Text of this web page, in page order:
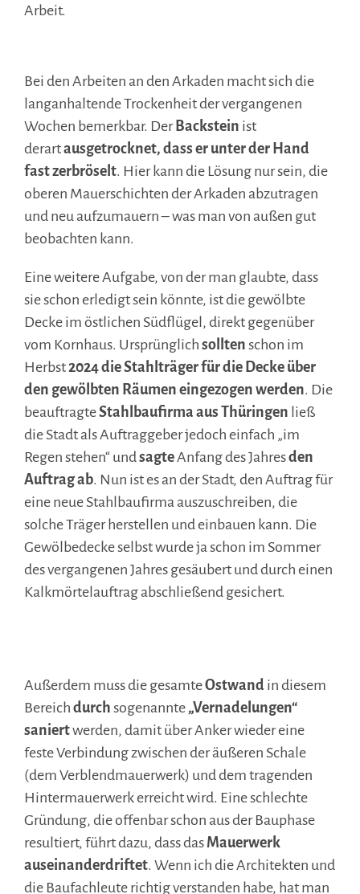
Arbeit.
Bei den Arbeiten an den Arkaden macht sich die
langanhaltende Trockenheit der vergangenen
Wochen bemerkbar. DerBackstein ist
derartausgetrocknet, dass er unter der Hand
fast zerbröselt. Hier kann die Lösung nur sein, die
oberen Mauerschichten der Arkaden abzutragen
und neu aufzumauern – was man von außen gut
beobachten kann.
Eine weitere Aufgabe, von der man glaubte, dass
sie schon erledigt sein könnte, ist die gewölbte
Decke im östlichen Südflügel, direkt gegenüber
vom Kornhaus. Ursprünglich sollten schon im
Herbst2024 die Stahlträger für die Decke über
den gewölbten Räumen eingezogen werden. Die
beauftragteStahlbaufirma aus Thüringen ließ
die Stadt als Auftraggeber jedoch einfach „im
Regen stehen“ undsagteAnfang des Jahresden
Auftrag ab. Nun ist es an der Stadt, den Auftrag für
eine neue Stahlbaufirma auszuschreiben, die
solche Träger herstellen und einbauen kann. Die
Gewölbedecke selbst wurde ja schon im Sommer
des vergangenen Jahres gesäubert und durch einen
Kalkmörtelauftrag abschließend gesichert.
Außerdem muss die gesamteOstwand in diesem
Bereich durch sogenannte „Vernadelungen“
saniertwerden, damit über Anker wieder eine
feste Verbindung zwischen der äußeren Schale
(dem Verblendmauerwerk) und dem tragenden
Hintermauerwerk erreicht wird. Eine schlechte
Gründung, die offenbar schon aus der Bauphase
resultiert, führt dazu, dass das Mauerwerk
auseinanderdriftet. Wenn ich die Architekten und
die Baufachleute richtig verstanden habe, hat man